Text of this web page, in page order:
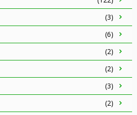
(3)
(6)
(2)
(2)
(3)
(2)